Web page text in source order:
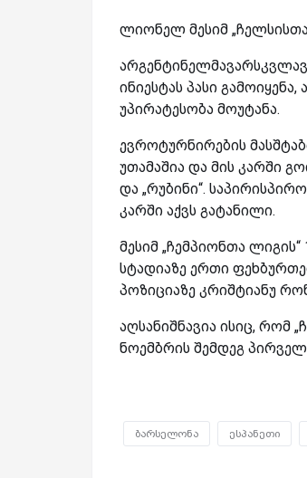
ლიონელ მესიმ
ინიესტას პასი
უპირატესობა მოუტანა.
ევროტურნირების
უთამაშია და მის კარში
და „რუბინი“.
კარში აქვს გატანილი.
მესიმ „ჩემპიონთა
სტადიაზე ერთი
პოზიციაზე კრიშტიანუ
აღსანიშნავია ისიც, რომ
ნოემბრის შემდეგ
ბარსელონა ესპანეთი